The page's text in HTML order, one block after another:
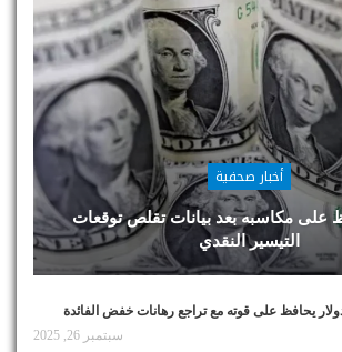
أخبار صحفية
على مكاسبه بعد بيانات تقلص توقعات
التيسير النقدي
يحافظ على قوته مع تراجع رهانات خفض الفائدة
سبتمبر 26, 2025